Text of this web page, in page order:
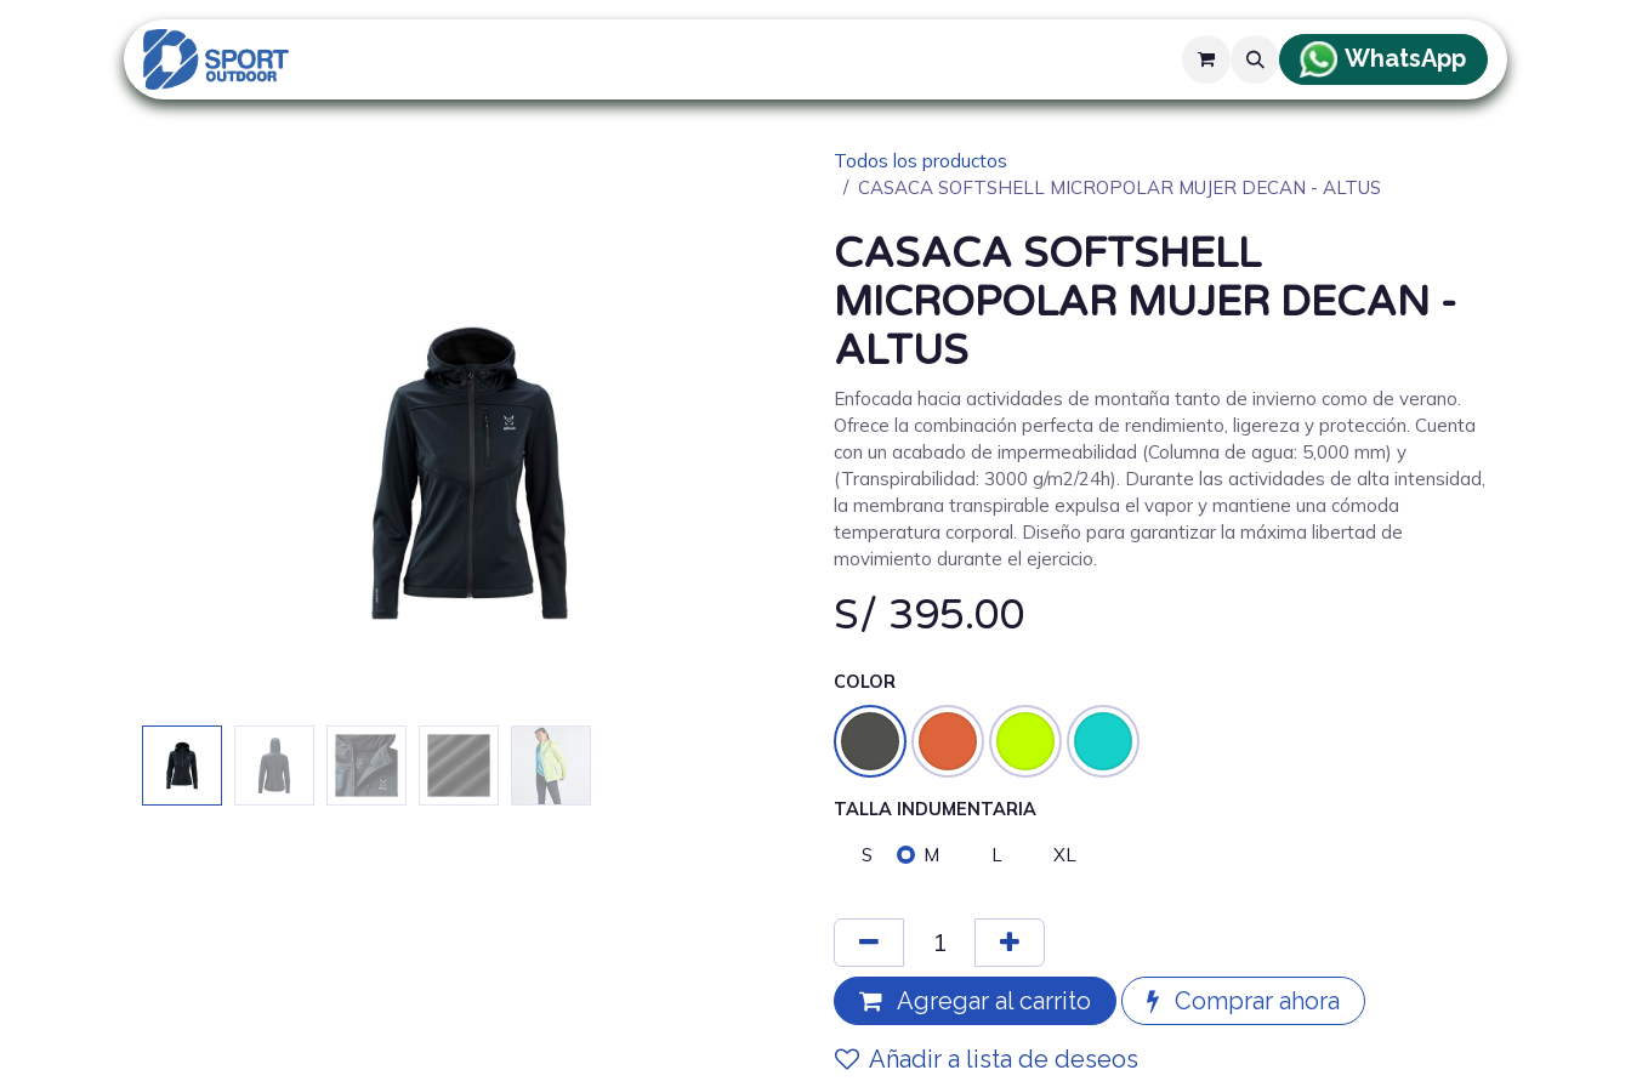
WhatsApp
Todos los productos
CASACA SOFTSHELL MICROPOLAR MUJER DECAN - ALTUS
CASACA SOFTSHELL
MICROPOLAR MUJER DECAN -
ALTUS
Enfocada hacia actividades de montaña tanto de invierno como de verano.
Ofrece la combinación perfecta de rendimiento, ligereza y protección. Cuenta
con un acabado de impermeabilidad (Columna de agua: 5,000 mm) y
(Transpirabilidad: 3000 g/m2/24h). Durante las actividades de alta intensidad,
la membrana transpirable expulsa el vapor y mantiene una cómoda
temperatura corporal. Diseño para garantizar la máxima libertad de
movimiento durante el ejercicio.
S/ 395.00
COLOR
TALLA INDUMENTARIA
S M L XL
Agregar al carrito
Comprar ahora
Añadir a lista de deseos